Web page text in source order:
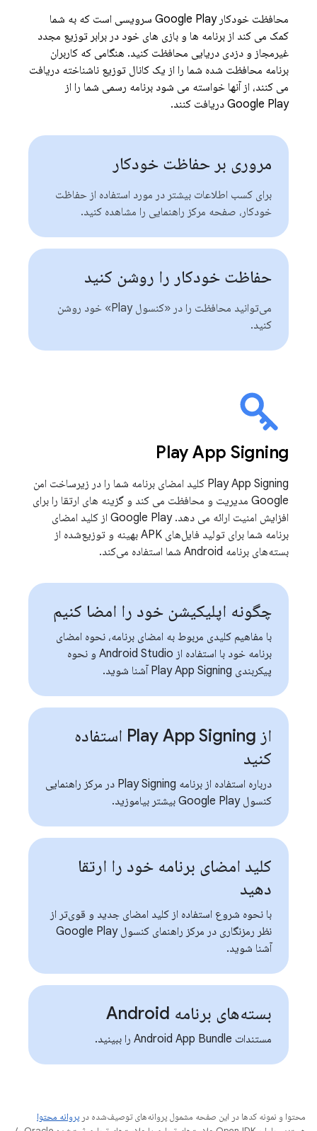
محافظت خودکار Google Play سرویسی است که به شما
کمک می کند از برنامه ها و بازی های خود در برابر توزیع مجدد
غیرمجاز و دزدی دریایی محافظت کنید. هنگامی که کاربران
برنامه محافظت شده شما را از یک کانال توزیع ناشناخته دریافت
می کنند، از آنها خواسته می شود برنامه رسمی شما را از
Google Play دریافت کنند.
مروری بر حفاظت خودکار
برای کسب اطلاعات بیشتر در مورد استفاده از حفاظت
خودکار، صفحه مرکز راهنمایی را مشاهده کنید.
حفاظت خودکار را روشن کنید
می‌توانید محافظت را در «کنسول Play» خود روشن
کنید.
Play App Signing
Play App Signing کلید امضای برنامه شما را در زیرساخت امن
Google مدیریت و محافظت می کند و گزینه های ارتقا را برای
افزایش امنیت ارائه می دهد. Google Play از کلید امضای
برنامه شما برای تولید فایل‌های APK بهینه و توزیع‌شده از
بسته‌های برنامه Android شما استفاده می‌کند.
چگونه اپلیکیشن خود را امضا کنیم
با مفاهیم کلیدی مربوط به امضای برنامه، نحوه امضای
برنامه خود با استفاده از Android Studio و نحوه
پیکربندی Play App Signing آشنا شوید.
از Play App Signing استفاده
کنید
درباره استفاده از برنامه Play Signing در مرکز راهنمایی
کنسول Google Play بیشتر بیاموزید.
کلید امضای برنامه خود را ارتقا
دهید
با نحوه شروع استفاده از کلید امضای جدید و قوی‌تر از
نظر رمزنگاری در مرکز راهنمای کنسول Google Play
آشنا شوید.
بسته‌های برنامه Android
مستندات Android App Bundle را ببینید.
محتوا و نمونه کدها در این صفحه مشمول پروانه‌های توصیف‌شده در پروانه محتوا